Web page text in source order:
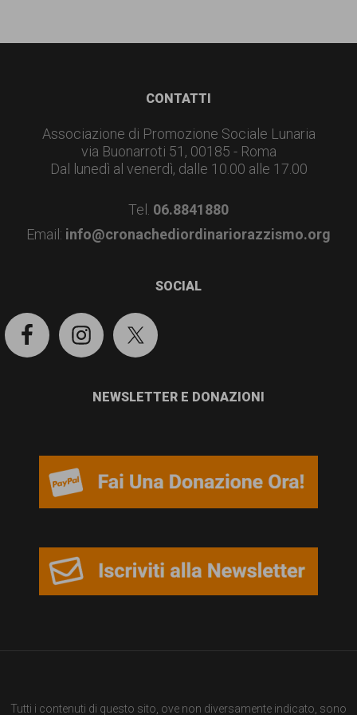
CONTATTI
Associazione di Promozione Sociale Lunaria
via Buonarroti 51, 00185 - Roma
Dal lunedì al venerdì, dalle 10.00 alle 17.00
Tel. 06.8841880
Email: info@cronachediordinariorazzismo.org
SOCIAL
NEWSLETTER E DONAZIONI
Tutti i contenuti di questo sito, ove non diversamente indicato, sono